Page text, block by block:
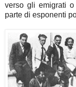
verso gli emigrati
parte di esponenti